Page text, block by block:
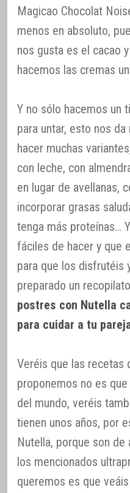
Magicao Chocolat
menos en absoluto,
nos gusta es el cacao
hacemos las cremas
Y no sólo hacemos un
para untar, esto nos
hacer muchas
con leche, con
en lugar de avellanas,
incorporar grasas
tenga más proteínas…
fáciles de hacer y que
para que los disfrutéis
preparado un
postres con Nutella
para cuidar a tu
Veréis que las recetas
proponemos no es
del mundo, veréis
tienen unos años, por
Nutella, porque son
los mencionados
queremos es que